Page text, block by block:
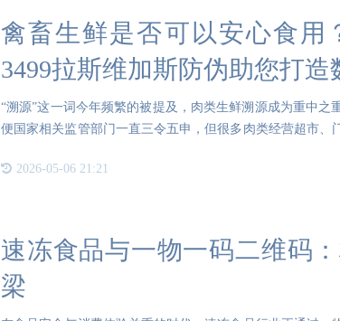
禽畜生鲜是否可以安心食用
3499拉斯维加斯防伪助您打造
“溯源”这一词今年频繁的被提及，肉类生鲜溯源成为重中
便国家相关监管部门一直三令五申，但很多肉类经营超市
2026-05-06 21:21
速冻食品与一物一码二维码
梁